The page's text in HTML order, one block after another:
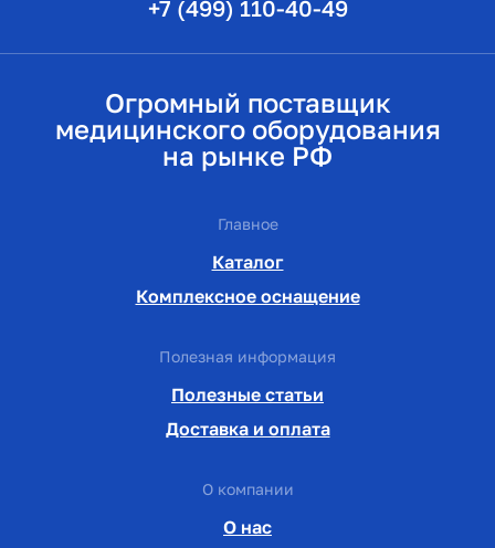
+7 (499) 110-40-49
Огромный поставщик
медицинского оборудования
на рынке РФ
Главное
Каталог
Комплексное оснащение
Полезная информация
Полезные статьи
Доставка и оплата
О компании
О нас